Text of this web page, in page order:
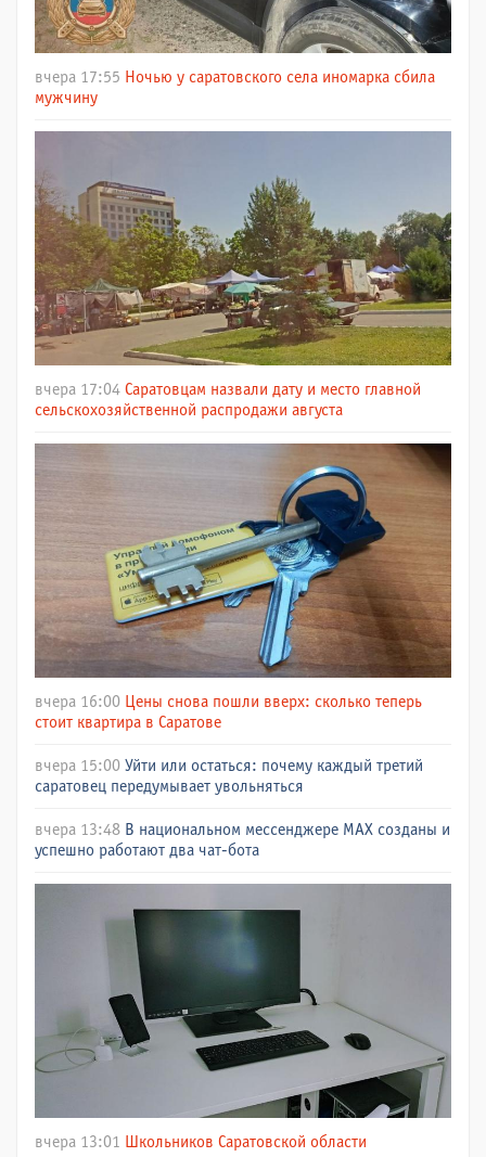
вчера 17:55 Ночью у саратовского села иномарка сбила
мужчину
вчера 17:04 Саратовцам назвали дату и место главной
сельскохозяйственной распродажи августа
вчера 16:00 Цены снова пошли вверх: сколько теперь
стоит квартира в Саратове
вчера 15:00 Уйти или остаться: почему каждый третий
саратовец передумывает увольняться
вчера 13:48 В национальном мессенджере МАХ созданы и
успешно работают два чат-бота
вчера 13:01
Школьников Саратовской области